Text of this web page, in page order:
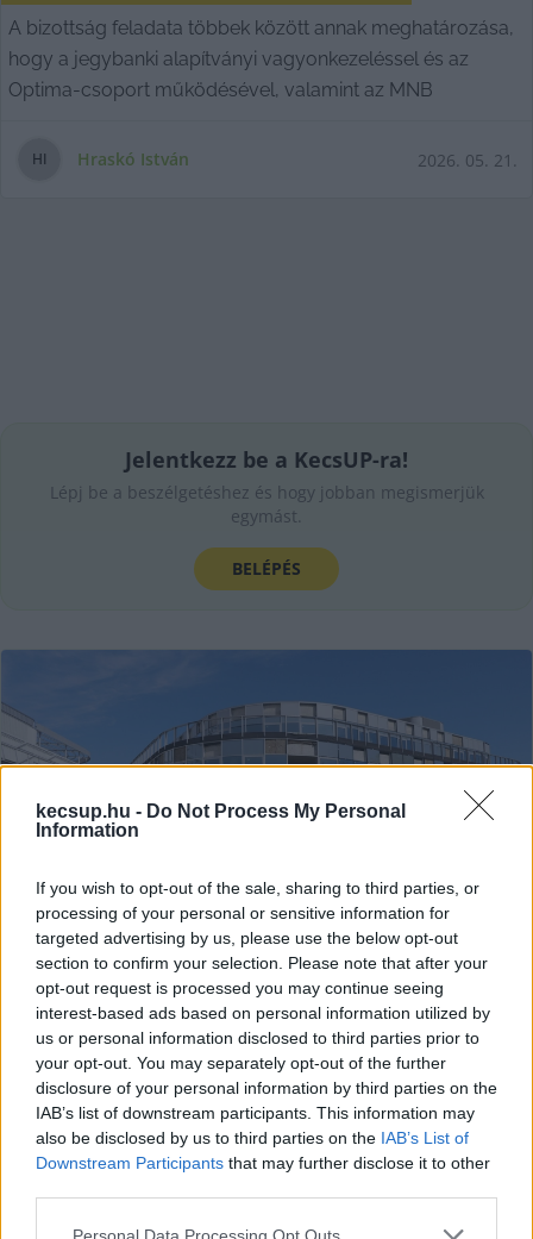
kecsup.hu - Do Not Process My Personal
Information
If you wish to opt-out of the sale, sharing to third parties, or
processing of your personal or sensitive information for
targeted advertising by us, please use the below opt-out
section to confirm your selection. Please note that after your
opt-out request is processed you may continue seeing
interest-based ads based on personal information utilized by
us or personal information disclosed to third parties prior to
your opt-out. You may separately opt-out of the further
disclosure of your personal information by third parties on the
IAB’s list of downstream participants. This information may
also be disclosed by us to third parties on the IAB’s List of
Downstream Participants that may further disclose it to other
Please note that this website/app uses one or more Google
Personal Data Processing Opt Outs
A bizottság feladata többek között annak meghatározása,
hogy a jegybanki alapítványi vagyonkezeléssel és az
Optima-csoport működésével, valamint az MNB
HI Hraskó István 2026. 05. 21.
Jelentkezz be a KecsUP-ra!
Lépj be a beszélgetéshez és hogy jobban megismerjük
egymást.
BELÉPÉS
Ligeti Miklós az NJEA-védekezéséről:
„arra mutogatnak, aki a dologban
már amúgy is sáros”
A pénz nincs meg, védelemre senkitől nem számíthatnak,
Orbánnak és Rogánnak kisebb gondjuk is nagyobb annál,
mint hogy a kecskeméti egyetemi alapítvánnyal
HI Hraskó István 2026. 05. 05.